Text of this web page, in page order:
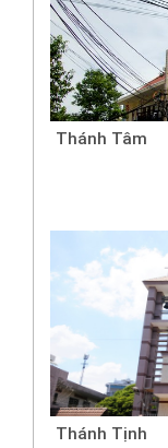
Thánh Tâm
Thánh Tịnh